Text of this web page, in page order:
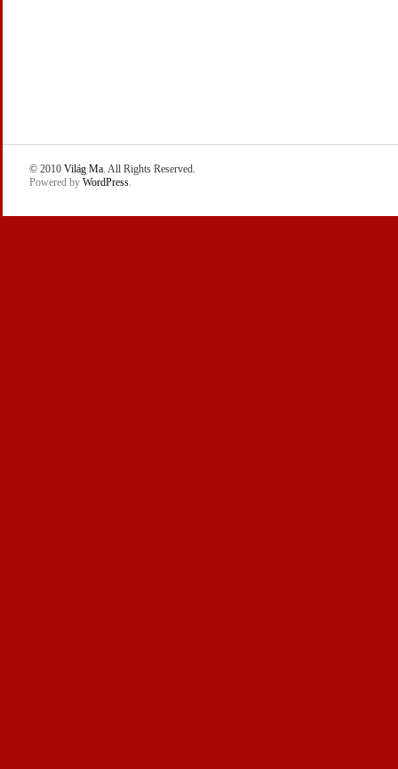
© 2010 Világ Ma. All Rights Reserved.
Powered by WordPress.